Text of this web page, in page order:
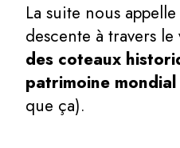
La suite nous
descente à travers
des coteaux
patrimoine mondial
que ça).